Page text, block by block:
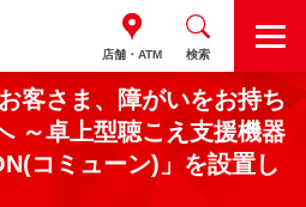
検索
店舗・ATM
M
N
U
客さま、障がいをお持ち
～卓上型聴こえ支援機器
コミューン)」を設置し